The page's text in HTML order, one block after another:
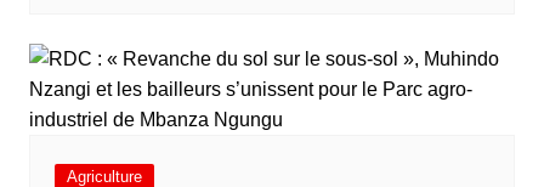
Agriculture